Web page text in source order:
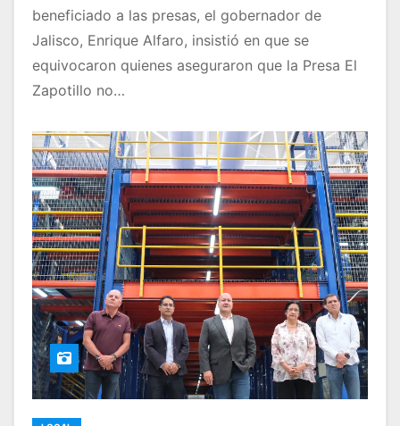
beneficiado a las presas, el gobernador de
Jalisco, Enrique Alfaro, insistió en que se
equivocaron quienes aseguraron que la Presa El
Zapotillo no…